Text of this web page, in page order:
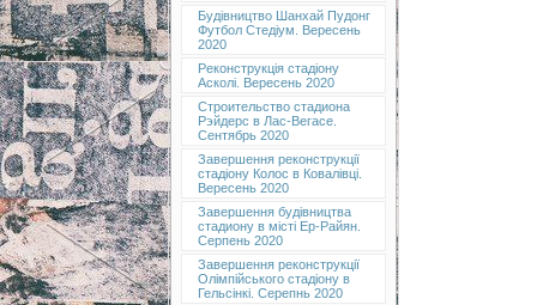
Будівництво Шанхай Пудонг
Футбол Стедіум. Вересень
2020
Реконструкція стадіону
Асколі. Вересень 2020
Строительство стадиона
Рэйдерс в Лас-Вегасе.
Сентябрь 2020
Завершення реконструкції
стадіону Колос в Ковалівці.
Вересень 2020
Завершення будівництва
стадиону в місті Ер-Райян.
Серпень 2020
Завершення реконструкції
Олімпійського стадіону в
Гельсінкі. Серепнь 2020